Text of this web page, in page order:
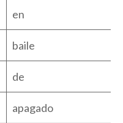
en
baile
de
apagado